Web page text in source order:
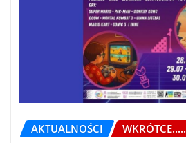
AKTUALNOŚCI WKRÓTCE.....